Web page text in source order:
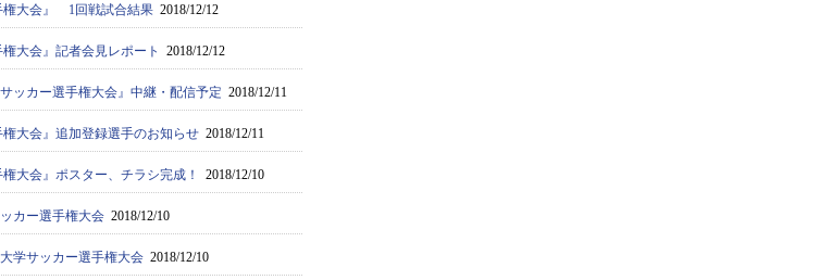
権大会』 1回戦試合結果 2018/12/12
大会』記者会見レポート 2018/12/12
ッカー選手権大会』中継・配信予定 2018/12/11
権大会』追加登録選手のお知らせ 2018/12/11
大会』ポスター、チラシ完成！ 2018/12/10
カー選手権大会 2018/12/10
学サッカー選手権大会 2018/12/10